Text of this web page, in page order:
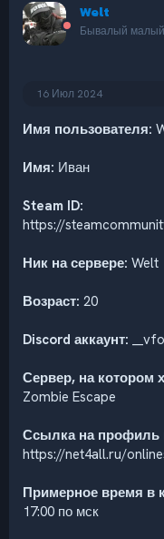
е
м
ы
ч
а
Welt
Бывалый малый
16 Июл 2024
Имя пользователя:
Имя: Иван
Steam ID:
https://
Ник на сервере: Welt
Возраст: 20
Discord аккаунт:
Сервер, на котором
Zombie Escape
Ссылка на профиль
https://net4all.ru/
Примерное время в
17:00 по мск